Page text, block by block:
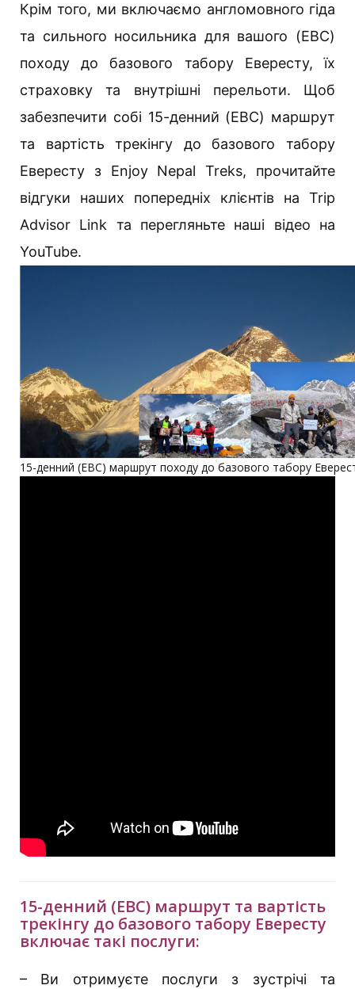
Крім того, ми включаємо англомовного гіда
та сильного носильника для вашого (EBC)
походу до базового табору Евересту, їх
страховку та внутрішні перельоти. Щоб
забезпечити собі 15-денний (EBC) маршрут
та вартість трекінгу до базового табору
Евересту з Enjoy Nepal Treks, прочитайте
відгуки наших попередніх клієнтів на Trip
Advisor Link та перегляньте наші відео на
YouTube.
15-денний (EBC) маршрут походу до базового табору
15-денний (EBC) маршрут та вартість
трекінгу до базового табору Евересту
включає такі послуги:
– Ви отримуєте послуги з зустрічі та